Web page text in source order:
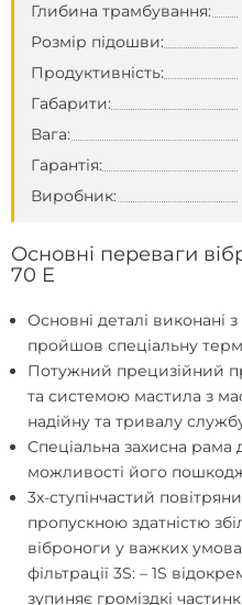
Глибина трамбування:
Розмір підошви:
Продуктивність:
Габарити:
Вага:
Гарантія:
Виробник:
Основні переваги
70 E
Основні деталі виконані
пройшов спеціальну
Потужний прецизійний
та системою мастила з
надійну та тривалу
Спеціальна захисна рама
можливості його
3х-ступінчастий
пропускною здатністю
віброноги у важких
фільтрації 3S: – 1S
зупиняє громіздкі